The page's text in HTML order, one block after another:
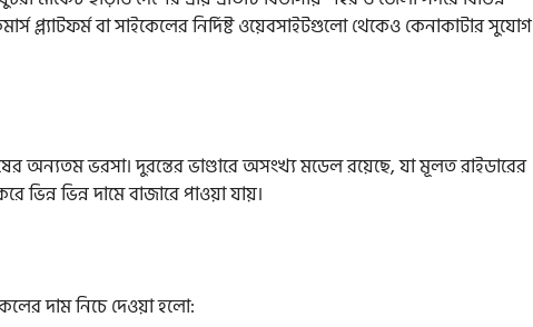
প্ল্যাটফর্ম বা সাইকেলের নির্দিষ্ট ওয়েবসাইটগুলো থেকেও কেনাকাটার সুযোগ
অন্যতম ভরসা। দুরন্তের ভাণ্ডারে অসংখ্য মডেল রয়েছে, যা মূলত রাইডারের
ভিন্ন ভিন্ন দামে বাজারে পাওয়া যায়।
দাম নিচে দেওয়া হলো: